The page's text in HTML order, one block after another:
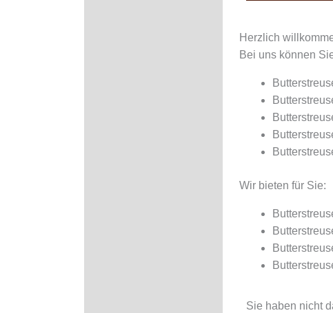
Herzlich
Bei uns können
Wir bieten für Sie:
Sie haben nicht